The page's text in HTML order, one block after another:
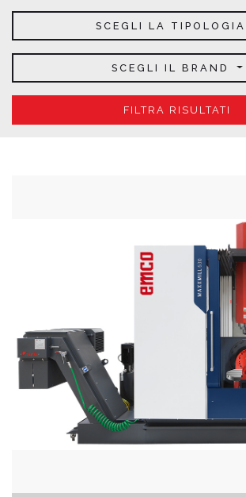
SCEGLI LA TIPOLOGIA
SCEGLI IL BRAND
FILTRA RISULTATI